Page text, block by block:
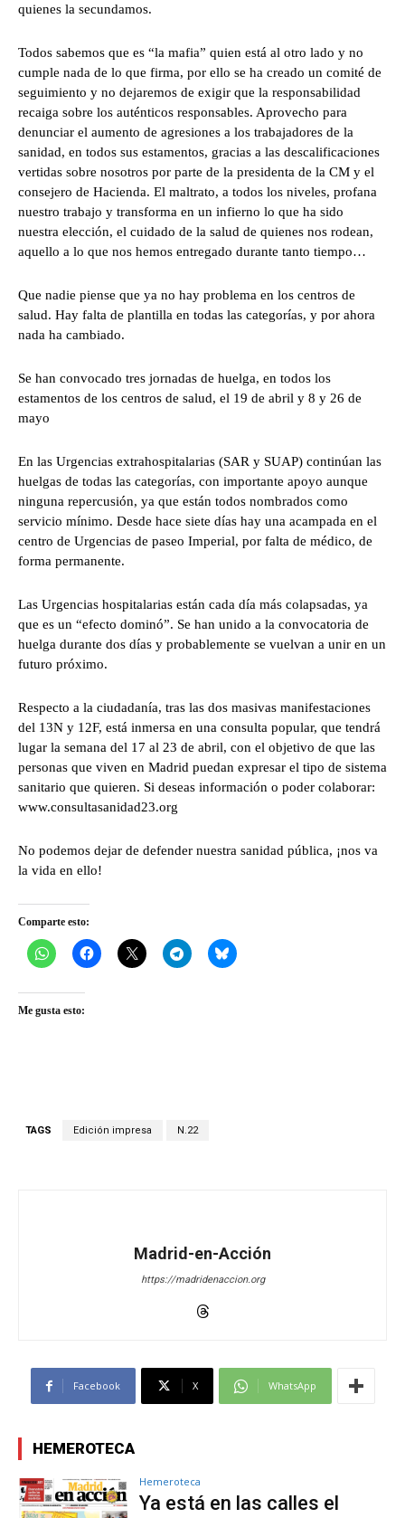
quienes la secundamos.
Todos sabemos que es “la mafia” quien está al otro lado y no
cumple nada de lo que firma, por ello se ha creado un comité de
seguimiento y no dejaremos de exigir que la responsabilidad
recaiga sobre los auténticos responsables. Aprovecho para
denunciar el aumento de agresiones a los trabajadores de la
sanidad, en todos sus estamentos, gracias a las descalificaciones
vertidas sobre nosotros por parte de la presidenta de la CM y el
consejero de Hacienda. El maltrato, a todos los niveles, profana
nuestro trabajo y transforma en un infierno lo que ha sido
nuestra elección, el cuidado de la salud de quienes nos rodean,
aquello a lo que nos hemos entregado durante tanto tiempo…
Que nadie piense que ya no hay problema en los centros de
salud. Hay falta de plantilla en todas las categorías, y por ahora
nada ha cambiado.
Se han convocado tres jornadas de huelga, en todos los
estamentos de los centros de salud, el 19 de abril y 8 y 26 de
mayo
En las Urgencias extrahospitalarias (SAR y SUAP) continúan las
huelgas de todas las categorías, con importante apoyo aunque
ninguna repercusión, ya que están todos nombrados como
servicio mínimo. Desde hace siete días hay una acampada en el
centro de Urgencias de paseo Imperial, por falta de médico, de
forma permanente.
Las Urgencias hospitalarias están cada día más colapsadas, ya
que es un “efecto dominó”. Se han unido a la convocatoria de
huelga durante dos días y probablemente se vuelvan a unir en un
futuro próximo.
Respecto a la ciudadanía, tras las dos masivas manifestaciones
del 13N y 12F, está inmersa en una consulta popular, que tendrá
lugar la semana del 17 al 23 de abril, con el objetivo de que las
personas que viven en Madrid puedan expresar el tipo de sistema
sanitario que quieren. Si deseas información o poder colaborar:
www.consultasanidad23.org
No podemos dejar de defender nuestra sanidad pública, ¡nos va
la vida en ello!
Comparte esto:
Me gusta esto:
TAGS Edición impresa N.22
Madrid-en-Acción
https://madridenaccion.org
Facebook X WhatsApp
HEMEROTECA
Hemeroteca
Ya está en las calles el